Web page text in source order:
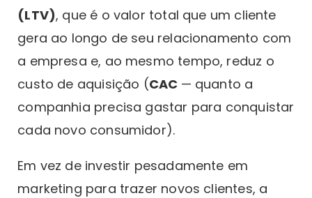
(LTV), que é o valor total que um cliente
gera ao longo de seu relacionamento com
a empresa e, ao mesmo tempo, reduz o
custo de aquisição (CAC — quanto a
companhia precisa gastar para conquistar
cada novo consumidor).
Em vez de investir pesadamente em
marketing para trazer novos clientes, a